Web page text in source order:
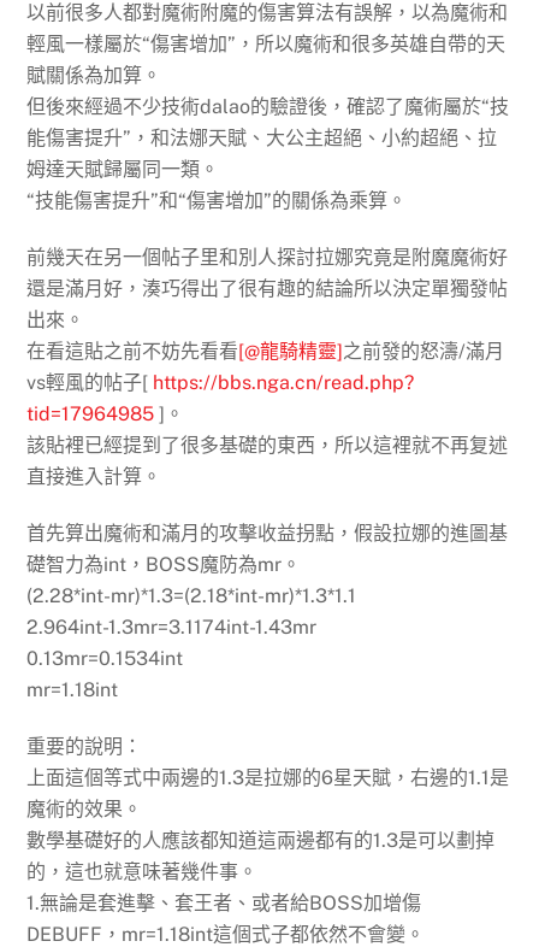
以前很多人都對魔術附魔的傷害算法有誤解，以為魔術和
輕風一樣屬於“傷害增加”，所以魔術和很多英雄自帶的天
賦關係為加算。
但後來經過不少技術dalao的驗證後，確認了魔術屬於“技
能傷害提升”，和法娜天賦、大公主超絕、小約超絕、拉
姆達天賦歸屬同一類。
“技能傷害提升”和“傷害增加”的關係為乘算。
前幾天在另一個帖子里和別人探討拉娜究竟是附魔魔術好
還是滿月好，湊巧得出了很有趣的結論所以決定單獨發帖
出來。
在看這貼之前不妨先看看[@龍騎精靈]之前發的怒濤/滿月
vs輕風的帖子[ https://bbs.nga.cn/read.php?
tid=17964985] 。
該貼裡已經提到了很多基礎的東西，所以這裡就不再复述
直接進入計算。
首先算出魔術和滿月的攻擊收益拐點，假設拉娜的進圖基
礎智力為int，BOSS魔防為mr。
(2.28*int-mr)*1.3=(2.18*int-mr)*1.3*1.1
2.964int-1.3mr=3.1174int-1.43mr
0.13mr=0.1534int
mr=1.18int
重要的說明：
上面這個等式中兩邊的1.3是拉娜的6星天賦，右邊的1.1是
魔術的效果。
數學基礎好的人應該都知道這兩邊都有的1.3是可以劃掉
的，這也就意味著幾件事。
1.無論是套進擊、套王者、或者給BOSS加增傷
DEBUFF，mr=1.18int這個式子都依然不會變。